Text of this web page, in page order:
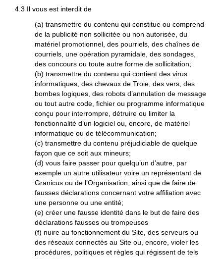
4.3 Il vous est interdit de
(a) transmettre du contenu qui constitue ou comprend
de la publicité non sollicitée ou non autorisée, du
matériel promotionnel, des pourriels, des chaînes de
courriels, une opération pyramidale, des sondages,
des concours ou toute autre forme de sollicitation;
(b) transmettre du contenu qui contient des virus
informatiques, des chevaux de Troie, des vers, des
bombes logiques, des robots d’annulation de message
ou tout autre code, fichier ou programme informatique
conçu pour interrompre, détruire ou limiter la
fonctionnalité d’un logiciel ou, encore, de matériel
informatique ou de télécommunication;
(c) transmettre du contenu préjudiciable de quelque
façon que ce soit aux mineurs;
(d) vous faire passer pour quelqu’un d’autre, par
exemple un autre utilisateur voire un représentant de
Granicus ou de l’Organisation, ainsi que de faire de
fausses déclarations concernant votre affiliation avec
une personne ou une entité;
(e) créer une fausse identité dans le but de faire des
déclarations fausses ou trompeuses
(f) nuire au fonctionnement du Site, des serveurs ou
des réseaux connectés au Site ou, encore, violer les
procédures, politiques et règles qui régissent de tels